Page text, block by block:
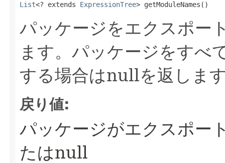
List<? extends ExpressionTree> getModuleNames()
パッケージをエクスポー
ます。パッケージをすべ
する場合はnullを返しま
戻り値:
パッケージがエクスポー
たはnull